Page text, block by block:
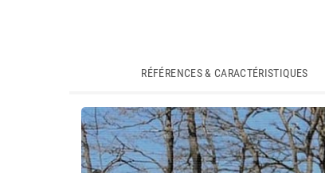
RÉFÉRENCES & CARACTÉRISTIQUES